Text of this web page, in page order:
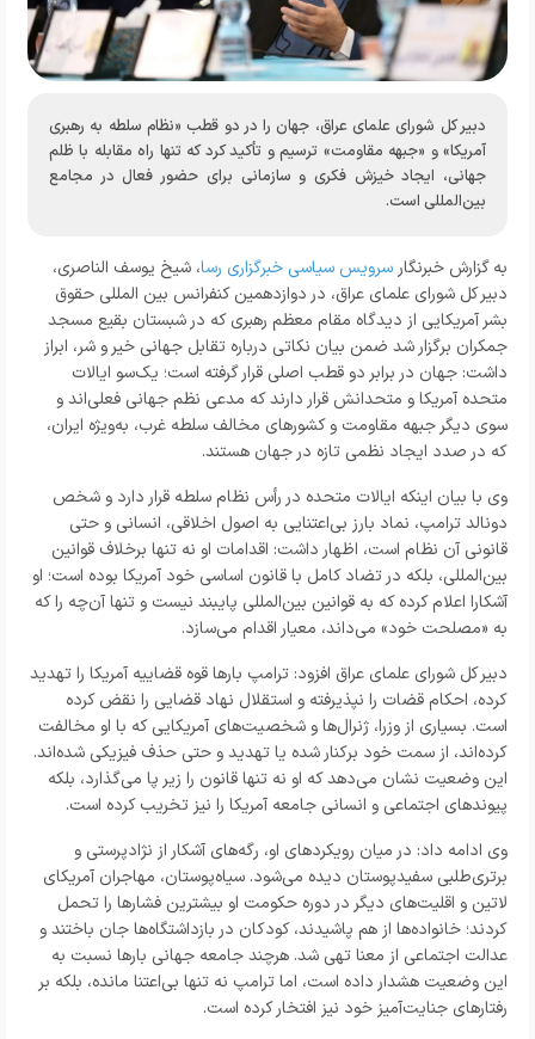
دبیر کل شورای علمای عراق، جهان را در دو قطب «نظام سلطه به رهبری
آمریکا» و «جبهه مقاومت» ترسیم و تأکید کرد که تنها راه مقابله با ظلم
جهانی، ایجاد خیزش فکری و سازمانی برای حضور فعال در مجامع
بین‌المللی است.
به گزارش خبرنگار سرویس سیاسی خبرگزاری رسا، شیخ یوسف الناصری،
دبیر کل شورای علمای عراق، در دوازدهمین کنفرانس بین المللی حقوق
بشر آمریکایی از دیدگاه مقام معظم رهبریکه در شبستان بقیع مسجد
جمکران برگزار شد ضمن بیان نکاتی درباره تقابل جهانی خیر و شر، ابراز
داشت: جهان در برابر دو قطب اصلی قرار گرفته است؛ یک‌سو ایالات
متحده آمریکا و متحدانش قرار دارند که مدعی نظم جهانی فعلی‌اند و
سوی دیگر جبهه مقاومت و کشورهای مخالف سلطه غرب، به‌ویژه ایران،
که در صدد ایجاد نظمی تازه در جهان هستند.
وی با بیان اینکه ایالات متحده در رأس نظام سلطه قرار دارد و شخص
دونالد ترامپ، نماد بارز بی‌اعتنایی به اصول اخلاقی، انسانی و حتی
قانونی آن نظام است، اظهار داشت: اقدامات او نه تنها برخلاف قوانین
بین‌المللی، بلکه در تضاد کامل با قانون اساسی خود آمریکا بوده است؛ او
آشکارا اعلام کرده که به قوانین بین‌المللی پایبند نیست و تنها آن‌چه را که
به «مصلحت خود» می‌داند، معیار اقدام می‌سازد.
دبیر کل شورای علمای عراق افزود: ترامپ بارها قوه قضاییه آمریکا را تهدید
کرده، احکام قضات را نپذیرفته و استقلال نهاد قضایی را نقض کرده
است. بسیاری از وزرا، ژنرال‌ها و شخصیت‌های آمریکایی که با او مخالفت
کرده‌اند، از سمت خود برکنار شده یا تهدید و حتی حذف فیزیکی شده‌اند.
این وضعیت نشان می‌دهد که او نه تنها قانون را زیر پا می‌گذارد، بلکه
پیوندهای اجتماعی و انسانی جامعه آمریکا را نیز تخریب کرده است.
وی ادامه داد: در میان رویکردهای او، رگه‌های آشکار از نژادپرستی و
برتری‌طلبی سفیدپوستان دیده می‌شود. سیاه‌پوستان، مهاجران آمریکای
لاتین و اقلیت‌های دیگر در دوره حکومت او بیشترین فشارها را تحمل
کردند؛ خانواده‌ها از هم پاشیدند، کودکان در بازداشتگاه‌ها جان باختند و
عدالت اجتماعی از معنا تهی شد. هرچند جامعه جهانی بارها نسبت به
این وضعیت هشدار داده است، اما ترامپ نه تنها بی‌اعتنا مانده، بلکه بر
رفتارهای جنایت‌آمیز خود نیز افتخار کرده است.